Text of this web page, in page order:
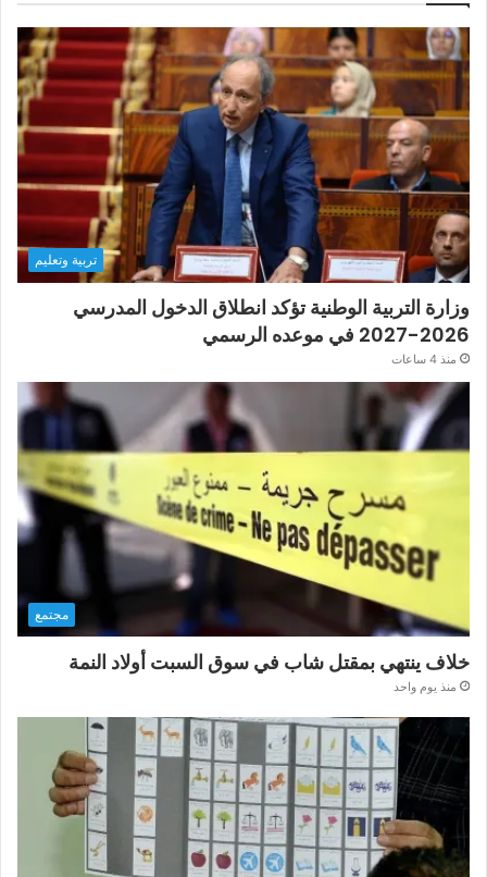
تربية وتعليم
وزارة التربية الوطنية تؤكد انطلاق الدخول المدرسي
2026-2027 في موعده الرسمي
منذ 4 ساعات
مجتمع
خلاف ينتهي بمقتل شاب في سوق السبت أولاد النمة
منذ يوم واحد